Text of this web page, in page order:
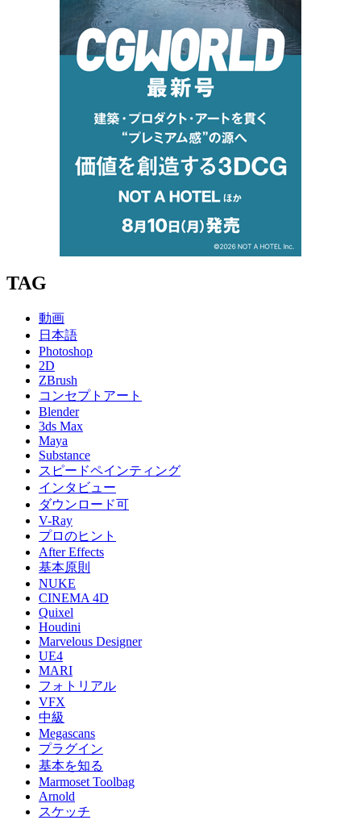
TAG
動画
日本語
Photoshop
2D
ZBrush
コンセプトアート
Blender
3ds Max
Maya
Substance
スピードペインティング
インタビュー
ダウンロード可
V-Ray
プロのヒント
After Effects
基本原則
NUKE
CINEMA 4D
Quixel
Houdini
Marvelous Designer
UE4
MARI
フォトリアル
VFX
中級
Megascans
プラグイン
基本を知る
Marmoset Toolbag
Arnold
スケッチ